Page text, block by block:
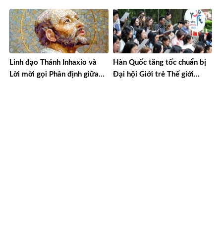
giá trị đức tin
Linh đạo Thánh Inhaxio và
Lời mời gọi Phân định giữa
Hàn Quốc tăng tốc chuẩn bị
Đại hội Giới trẻ Thế giới